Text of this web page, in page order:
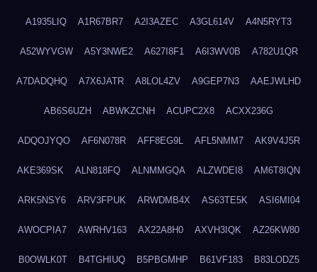
A1935LIQ A1R67BR7 A2I3AZEC A3GL614V A4N5RYT3
A52WYVGW A5Y3NWE2 A627I8F1 A6I3WV0B A782U1QR
A7DADQHQ A7X6JATR A8LOL4ZV A9GEP7N3 AAEJWLHD
AB6S6UZH ABWKZCNH ACUPC2X8 ACXX236G
ADQOJYQO AF6N078R AFF8EG9L AFL5NMM7 AK9V4J5R
AKE369SK ALN818FQ ALNMMGQA ALZWDEI8 AM6T8IQN
ARK5NSY6 ARV3FPUK ARWDMB4X AS63TE5K ASI6MI04
AWOCPIA7 AWRHV163 AX22A8H0 AXVH3IQK AZ26KW80
B0OWLK0T B4TGHIUQ B5PBGMHP B61VF183 B83LODZ5